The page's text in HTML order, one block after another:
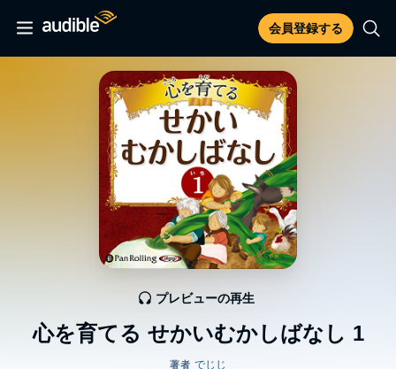
会員登録する
心を育てる せかいむかしばなし 1
プレビューの再生